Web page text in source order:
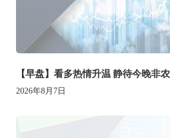
【早盘】看多热情升温 静待今晚非农
2026年8月7日